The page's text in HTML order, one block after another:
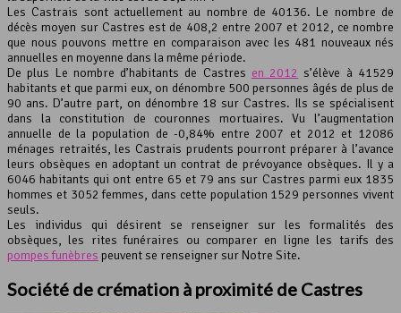
Leaflet, ©OpenStreetMapcontributeurs
Les Castrais sont actuellement au nombre de 40136. Le nombre de
décès moyen sur Castres est de 408,2 entre 2007 et 2012, ce nombre
que nous pouvons mettre en comparaison avec les 481 nouveaux nés
annuelles en moyenne dans la même période.
De plus Le nombre d’habitants de Castres en 2012 s’élève à 41529
habitants et que parmi eux, on dénombre 500 personnes âgés de plus de
90 ans. D’autre part, on dénombre 18 sur Castres. Ils se spécialisent
dans la constitution de couronnes mortuaires. Vu l’augmentation
annuelle de la population de -0,84% entre 2007 et 2012 et 12086
ménages retraités, les Castrais prudents pourront préparer à l’avance
leurs obsèques en adoptant un contrat de prévoyance obsèques. Il y a
6046 habitants qui ont entre 65 et 79 ans sur Castres parmi eux 1835
hommes et 3052 femmes, dans cette population 1529 personnes vivent
seuls.
Les individus qui désirent se renseigner sur les formalités des
obsèques, les rites funéraires ou comparer en ligne les tarifs des
pompes funèbres peuvent se renseigner sur Notre Site.
Société de crémation à proximité de Castres